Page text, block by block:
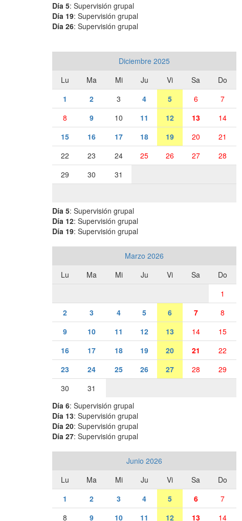
Día 5: Supervisión grupal
Día 19: Supervisión grupal
Día 26: Supervisión grupal
Diciembre 2025
Lu
Ma Mi Ju Vi Sa
Do
1
2 3 4 5 6
7
8
9 10 11 12 13
14
15
16 17 18 19 20
21
22
23 24 25 26 27
28
29
30 31
Día 5: Supervisión grupal
Día 12: Supervisión grupal
Día 19: Supervisión grupal
Marzo 2026
Lu
Ma Mi Ju Vi Sa
Do
1
2
3 4 5 6 7
8
9
10 11 12 13 14
15
16
17 18 19 20 21
22
23
24 25 26 27 28
29
30
31
Día 6: Supervisión grupal
Día 13: Supervisión grupal
Día 20: Supervisión grupal
Día 27: Supervisión grupal
Junio 2026
Lu
Ma Mi Ju Vi Sa
Do
1
2 3 4 5 6
7
8
9 10 11 12 13 14